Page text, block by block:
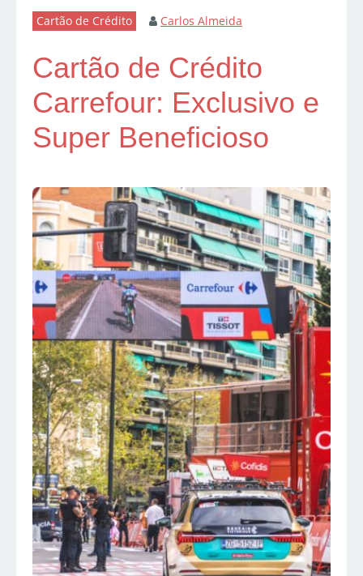
Cartão de Crédito Carlos Almeida
Cartão de Crédito
Carrefour: Exclusivo e
Super Beneficioso